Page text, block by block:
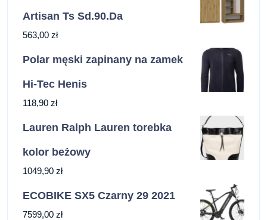
Artisan Ts Sd.90.Da
563,00 zł
Polar męski zapinany na zamek
Hi-Tec Henis
118,90 zł
Lauren Ralph Lauren torebka
kolor beżowy
1049,90 zł
ECOBIKE SX5 Czarny 29 2021
7599,00 zł